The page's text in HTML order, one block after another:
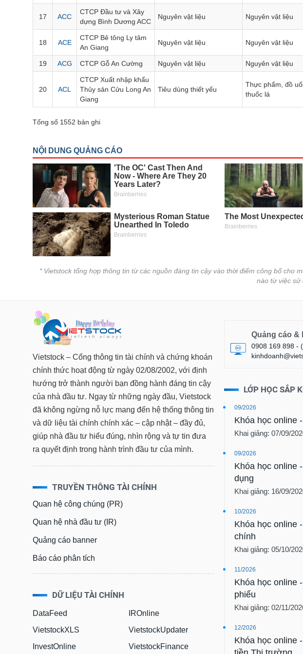
17 ACC
CTCP Đầu tư và Xây
dựng Bình Dương ACC
Nguyên vật liệu Nguyên vật liệu
18 ACE
CTCP Bê tông Ly tâm
An Giang
Nguyên vật liệu Nguyên vật liệu
19 ACG CTCP Gỗ An Cường Nguyên vật liệu Nguyên vật liệu
20 ACL
CTCP Xuất nhập khẩu
Thủy sản Cửu Long An
Giang
Tiêu dùng thiết yếu
Thực phẩm, đồ
thuốc lá
Tổng số 1552 bản ghi
* Vietstock tổng hợp thông tin từ các nguồn đáng tin cậy vào thời điểm công bố cho
nào từ việc sử
Vietstock – Cổng thông tin tài chính và chứng khoán
chính thức hoạt động từ ngày 02/08/2002, với định
hướng trở thành người bạn đồng hành đáng tin cậy
của nhà đầu tư. Ngay từ những ngày đầu, Vietstock
đã không ngừng nỗ lực mang đến hệ thống thông tin
và dữ liệu tài chính chính xác – cập nhật – đầy đủ,
giúp nhà đầu tư hiểu đúng, nhìn rộng và tự tin đưa
ra quyết định trong hành trình đầu tư của mình.
TRUYỀN THÔNG TÀI CHÍNH
Quan hệ công chúng (PR)
Quan hệ nhà đầu tư (IR)
Quảng cáo banner
Báo cáo phân tích
DỮ LIỆU TÀI CHÍNH
DataFeed
VietstockXLS
InvestOnline
IROnline
VietstockUpdater
VietstockFinance
Quảng cáo &
0908 169 898 -
LỚP HỌC SẮP
09/2026
Khóa học online
Khai giảng: 07/09/
09/2026
Khóa học online
dụng
Khai giảng: 16/09/
10/2026
Khóa học online
chính
Khai giảng: 05/10/
11/2026
Khóa học online
phiếu
Khai giảng: 02/11/
12/2026
Khóa học online
Bài viết của tác giả(-)
Báo cáo phân tích(-)
Thuật ngữ (-)
Đào tạo
Công cụ đầu tư
Truyền thông tài chính
Dữ liệu tài chính